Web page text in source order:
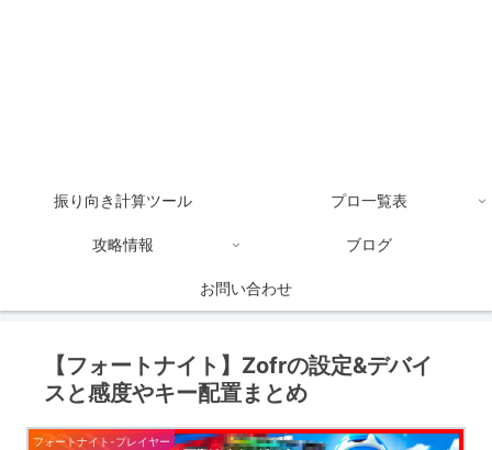
振り向き計算ツール プロ一覧表
攻略情報 ブログ
お問い合わせ
【フォートナイト】Zofrの設定&デバイ
スと感度やキー配置まとめ
フォートナイト-プレイヤー